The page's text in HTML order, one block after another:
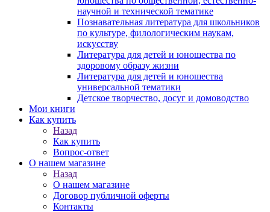
научной и технической тематике
Познавательная литература для школьников
по культуре, филологическим наукам,
искусству
Литература для детей и юношества по
здоровому образу жизни
Литература для детей и юношества
универсальной тематики
Детское творчество, досуг и домоводство
Мои книги
Как купить
Назад
Как купить
Вопрос-ответ
О нашем магазине
Назад
О нашем магазине
Договор публичной оферты
Контакты